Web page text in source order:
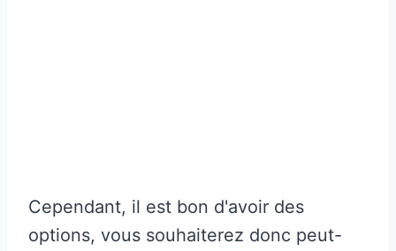
Cependant, il est bon d'avoir des
options, vous souhaiterez donc peut-